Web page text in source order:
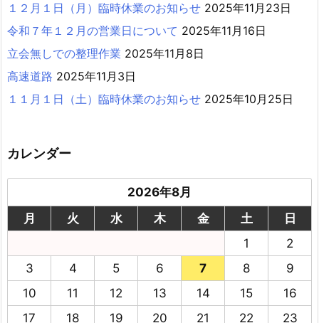
１２月１日（月）臨時休業のお知らせ 2025年11月23日
令和７年１２月の営業日について 2025年11月16日
立会無しでの整理作業 2025年11月8日
高速道路 2025年11月3日
１１月１日（土）臨時休業のお知らせ 2025年10月25日
カレンダー
2026年8月
月
火 水 木 金 土
日
1
2
3
4 5 6 7 8
9
10
11 12 13 14 15
16
17
18 19 20 21 22 23